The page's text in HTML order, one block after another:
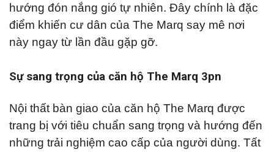
hướng đón nắng gió tự nhiên. Đây chính là đặc
điểm khiến cư dân của The Marq say mê nơi
này ngay từ lần đầu gặp gỡ.
Sự sang trọng của căn hộ The Marq 3pn
Nội thất bàn giao của căn hộ The Marq được
trang bị với tiêu chuẩn sang trọng và hướng đến
những trải nghiệm cao cấp của người dùng. Tất